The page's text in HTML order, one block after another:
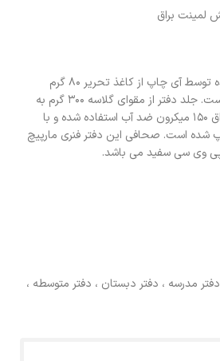
لمینت براق
در دفتر های تولید شده توسط آی چاپ از کاغذ تحریر 80 گرم
مرغوب استفاده شده است. جلد دفتر از مقوای گلاسه 300 گرم به
علاوه روکش لمینت براق 150 میکرون ضد آب استفاده شده و با
شده است. صحافی این دفتر فنری مارپیچ
پی وی سی سفید می باشد.
مدرسه ، دفتر دبستان ، دفتر متوسطه ،